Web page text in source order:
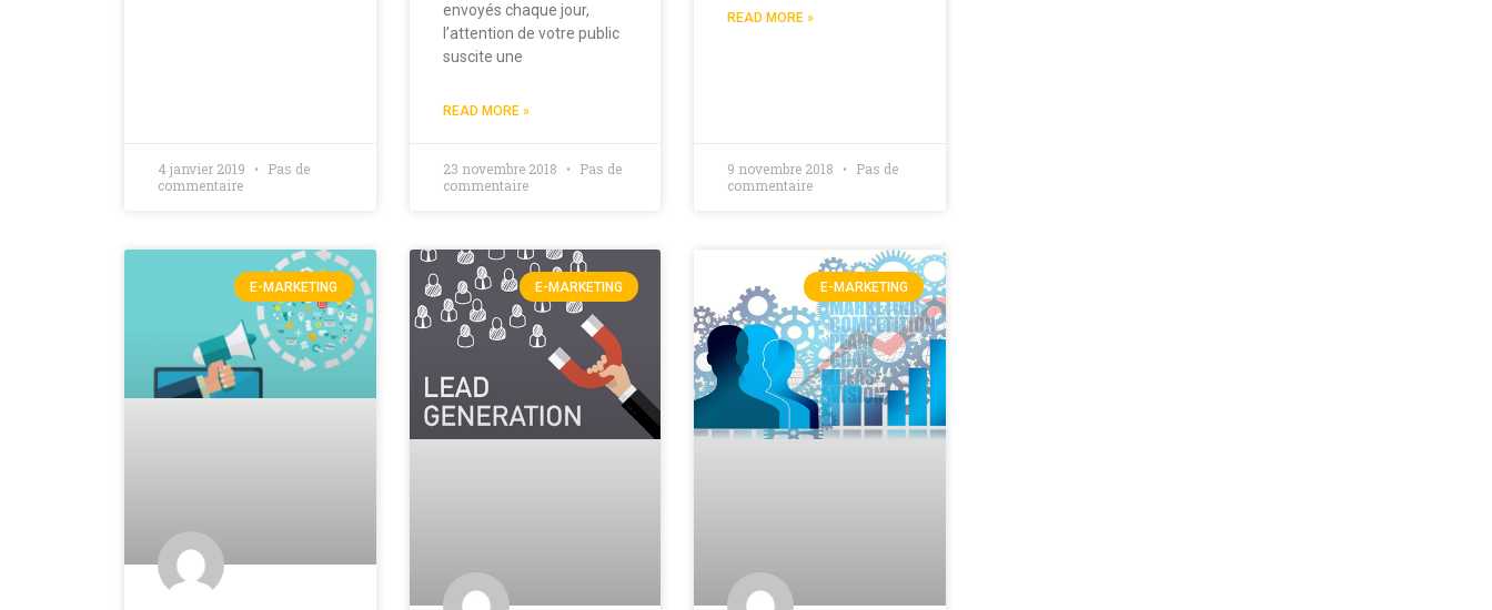
4 janvier 2019
Pas de
commentaire
envoyés chaque jour,
l’attention de votre public
suscite une
READ MORE »
23 novembre 2018
Pas de
commentaire
READ MORE »
9 novembre 2018
Pas de
commentaire
E-MARKETING E-MARKETING E-MARKETING